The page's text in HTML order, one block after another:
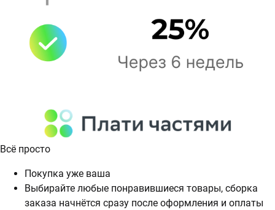
Всё просто
Покупка уже ваша
Выбирайте любые понравившиеся товары, сборка
заказа начнётся сразу после оформления и оплаты